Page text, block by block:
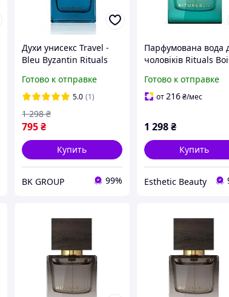
Духи унисекс Travel -
Bleu Byzantin Rituals
ml.
Готово к отправке
5.0 (1)
795₴
1 298 ₴
Купить
BK GROUP 99%
Парфумована вода
чоловіків Rituals
ml
Готово к отправке
от216 ₴/мес
1 298 ₴
Купить
Esthetic Beauty